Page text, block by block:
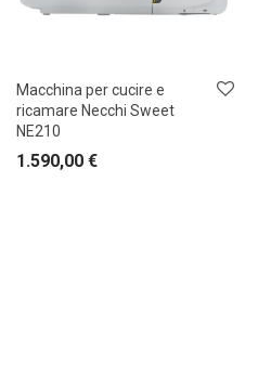
Macchina per cucire e
ricamare Necchi Sweet
NE210
1.590,00 €